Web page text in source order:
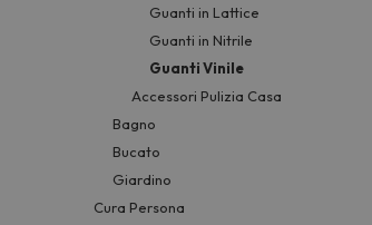
Guanti in Lattice
Guanti in Nitrile
Guanti Vinile
Accessori Pulizia Casa
Bagno
Bucato
Giardino
Cura Persona